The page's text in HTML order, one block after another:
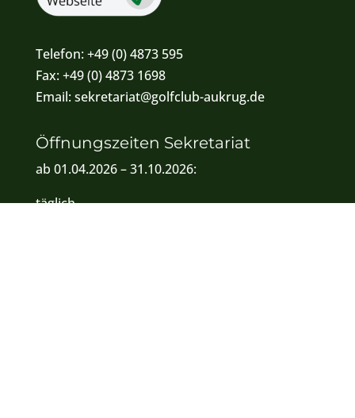
Telefon:+49 (0) 4873 595
Fax:+49 (0) 4873 1698
Email:sekretariat@golfclub-aukrug.de
Öffnungszeiten Sekretariat
ab 01.04.2026 – 31.10.2026:
täglich